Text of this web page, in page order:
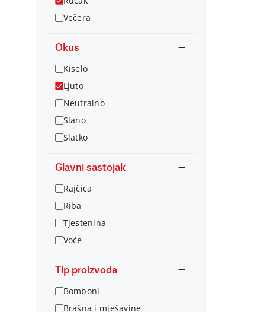
Večera
Okus
Kiselo
Ljuto
Neutralno
Slano
Slatko
Glavni sastojak
Rajčica
Riba
Tjestenina
Voće
Tip proizvoda
Bomboni
Brašna i mješavine